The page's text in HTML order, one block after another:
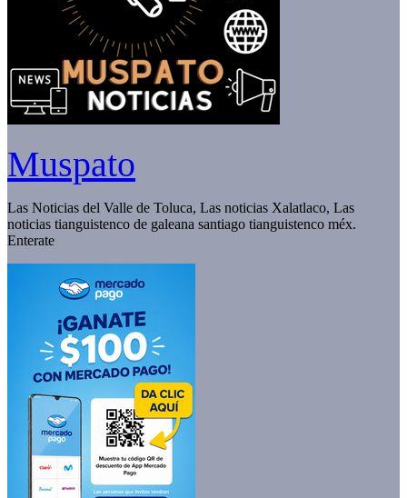
Muspato
Las Noticias del Valle de Toluca, Las noticias Xalatlaco, Las
noticias tianguistenco de galeana santiago tianguistenco méx.
Enterate